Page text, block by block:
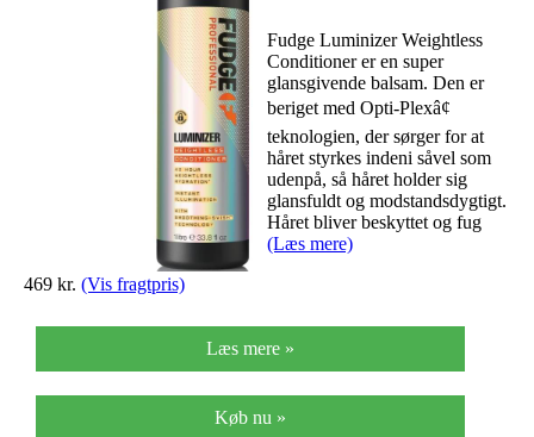
Weightless
Conditioner
1000 ml
Fudge Luminizer Weightless
Conditioner er en super
glansgivende balsam. Den er
beriget med Opti-Plexâ¢
teknologien, der sørger for at
håret styrkes indeni såvel som
udenpå, så håret holder sig
glansfuldt og modstandsdygtigt.
Håret bliver beskyttet og fug
(Læs mere)
469 kr. (Vis fragtpris)
Læs mere »
Køb nu »